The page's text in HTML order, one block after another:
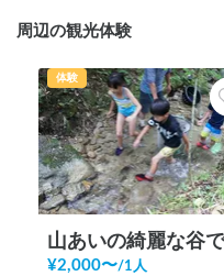
周辺の観光体験
体験
¥2,000〜/1人